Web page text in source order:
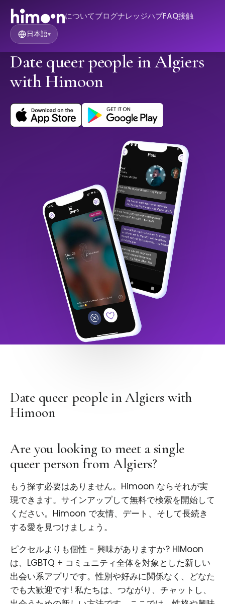
についてブログナレッジハブFAQ接触
日本語▾
Date queer people in Algiers
with Himoon
Date queer people in Algiers with
Himoon
Are you looking to meet a single
queer person from Algiers?
もう探す必要はありません。Himoon ならそれが実
現できます。サインアップして無料で検索を開始して
ください。Himoon で友情、デート、そして長続き
する愛を見つけましょう。
ピクセルよりも個性 - 興味がありますか? HiMoon
は、LGBTQ + コミュニティ全体を対象とした新しい
出会い系アプリです。性別や好みに関係なく、どなた
でも大歓迎です! 私たちは、つながり、チャットし、